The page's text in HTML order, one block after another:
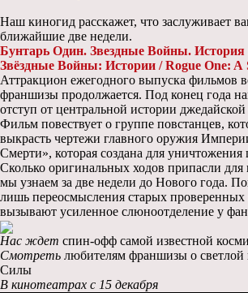
Наш киногид расскажет, что заслуживает
ближайшие две недели.
Бунтарь Один. Звездные Войны. История
Звёздные Войны: Истории /Rogue One: A
Аттракцион ежегодного выпуска фильмов
франшизы продолжается. Под конец года
отступ от центральной истории
Фильм повествует о группе повстанцев,
выкрасть чертежи главного оружия
Смерти», которая создана для уничтожения
Сколько оригинальных ходов припасли для
мы узнаем за две недели до Нового года.
лишь переосмысления старых проверенных
вызывают усиленное слюноотделение у
Нас ждет спин-офф самой известной
Смотреть любителям франшизы о светлой
Силы
В кинотеатрах c 15 декабря